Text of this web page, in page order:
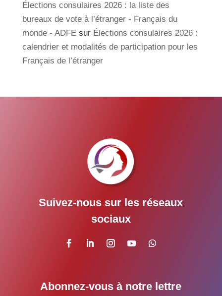
Élections consulaires 2026 : la liste des
bureaux de vote à l’étranger - Français du
monde - ADFEsur Élections consulaires 2026 :
calendrier et modalités de participation pour les
Français de l’étranger
Suivez-nous sur les réseaux
sociaux
Abonnez-vous à notre lettre